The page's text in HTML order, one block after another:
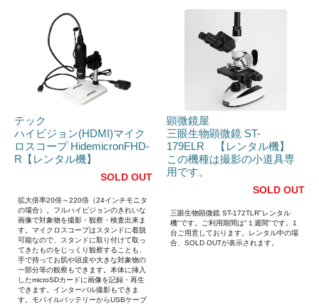
テック
ハイビジョン(HDMI)マイク
ロスコープ HidemicronFHD-
R【レンタル機】
SOLD OUT
拡大倍率20倍～220倍（24インチモニタ
の場合）。フルハイビジョンのきれいな
画像で対象物を撮影・観察・検査出来ま
す。マイクロスコープはスタンドに着脱
可能なので、スタンドに取り付けて取っ
てきたものをじっくり観察することも、
手で持ってお肌や頭皮や大きな対象物の
一部分等の観察もできます。本体に挿入
したmicroSDカードに画像を記録・再生
できます。インターバル撮影もできま
す。モバイルバッテリーからUSBケーブ
顕微鏡屋
三眼生物顕微鏡 ST-
179ELR 【レンタル機】
この機種は撮影の小道具専
用です。
SOLD OUT
三眼生物顕微鏡 ST-172TLR"レンタル
機"です。ご利用期間は"１週間"です。1
台ご用意しております。レンタル中の場
合、SOLD OUTが表示されます。